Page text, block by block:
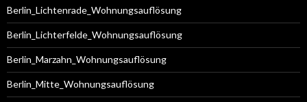
Berlin_Lichtenrade_Wohnungsauflösung
Berlin_Lichterfelde_Wohnungsauflösung
Berlin_Marzahn_Wohnungsauflösung
Berlin_Mitte_Wohnungsauflösung